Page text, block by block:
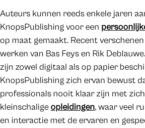
Auteurs kunnen reeds enkele jaren
KnopsPublishing voor een
op maat gemaakt. Recent
werken van Bas Feys en Rik
zijn zowel digitaal als op papier
KnopsPublishing zich ervan bewust
professionals nooit klaar zijn met
kleinschaligeopleidingen, waar veel
en interactie met de ervaren en